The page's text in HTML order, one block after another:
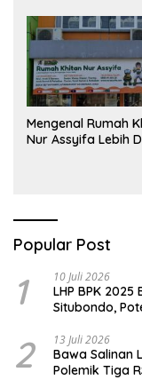
Mengenal Rumah
Nur Assyifa Lebih
Popular Post
1 10 Juli 2026
LHP BPK
Situbondo,
2 13 Juli 2026
Bawa Salinan
Polemik Tiga